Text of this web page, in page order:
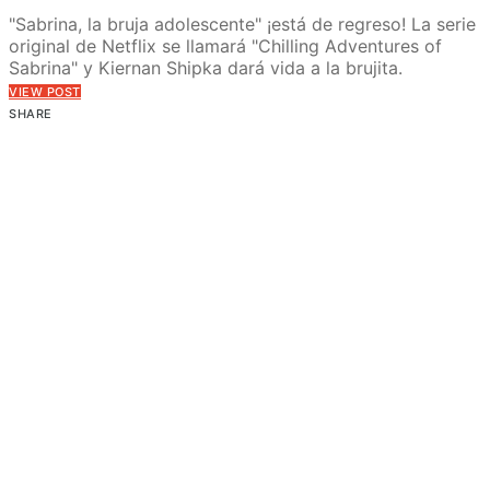
"Sabrina, la bruja adolescente" ¡está de regreso! La serie
original de Netflix se llamará "Chilling Adventures of
Sabrina" y Kiernan Shipka dará vida a la brujita.
VIEW POST
SHARE